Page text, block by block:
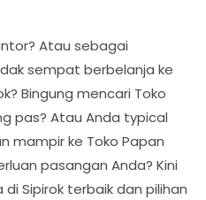
Atau sebagai
sempat berbelanja ke
Bingung mencari Toko
pas? Atau Anda typical
mampir ke Toko Papan
pasangan Anda? Kini
Sipirok terbaik dan pilihan